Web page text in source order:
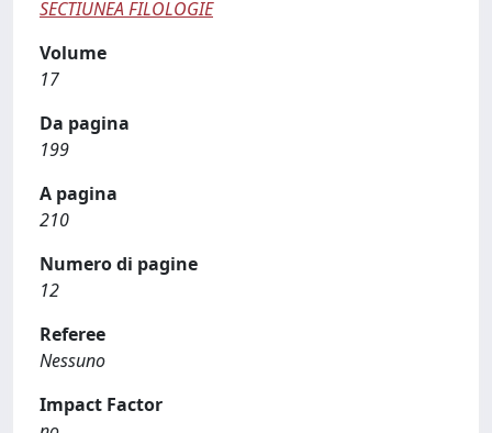
SECTIUNEA FILOLOGIE
Volume
17
Da pagina
199
A pagina
210
Numero di pagine
12
Referee
Nessuno
Impact Factor